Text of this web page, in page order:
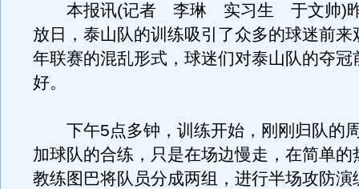
本报讯(记者 李琳 实习生 于文帅)昨
放日，泰山队的训练吸引了众多的球迷前来
年联赛的混乱形式，球迷们对泰山队的夺冠
好。
下午5点多钟，训练开始，刚刚归队的
加球队的合练，只是在场边慢走，在简单的
教练图巴将队员分成两组，进行半场攻防演